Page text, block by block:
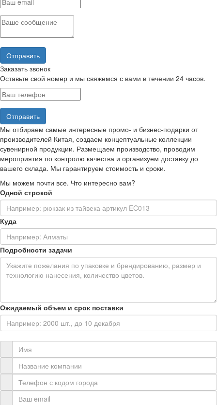
Заказать звонок
Оставьте свой номер и мы свяжемся с вами в течении 24 часов.
Мы отбираем самые интересные промо- и бизнес-подарки от
производителей Китая, создаем концептуальные коллекции
сувенирной продукции. Размещаем производство, проводим
мероприятия по контролю качества и организуем доставку до
вашего склада. Мы гарантируем стоимость и сроки.
Мы можем почти все. Что интересно вам?
Одной строкой
Куда
Подробности задачи
Ожидаемый объем и срок поставки